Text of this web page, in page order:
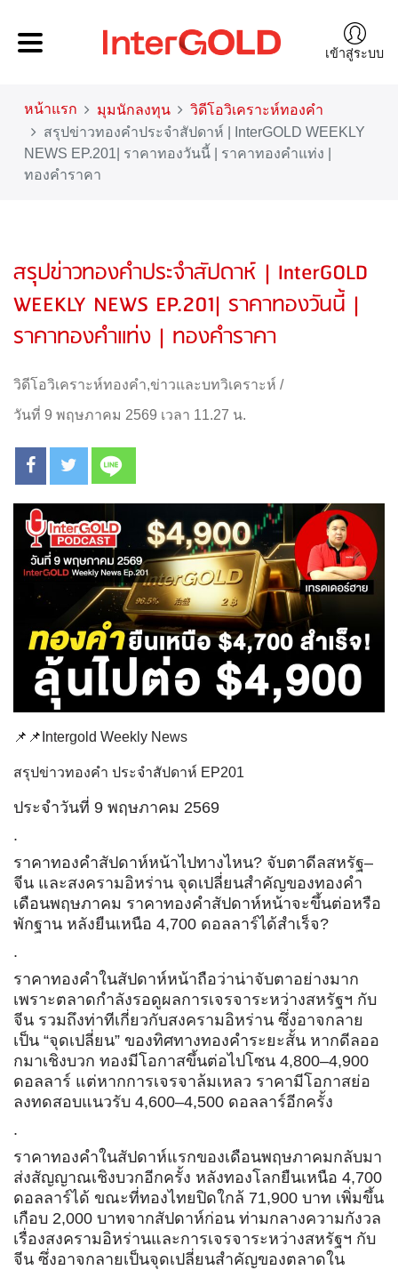
เข้าสู่ระบบ
หน้าแรก มุมนักลงทุน
วิดีโอวิเคราะห์ทองคำ
สรุปข่าวทองคำประจำสัปดาห์ | InterGOLD WEEKLY
NEWS EP.201| ราคาทองวันนี้ | ราคาทองคำแท่ง |
ทองคำราคา
สรุปข่าวทองคำประจำสัปดาห์ | InterGOLD
WEEKLY NEWS EP.201| ราคาทองวันนี้ |
ราคาทองคำแท่ง | ทองคำราคา
วิดีโอวิเคราะห์ทองคำ,ข่าวและบทวิเคราะห์ /
วันที่ 9 พฤษภาคม 2569 เวลา 11.27 น.
📌📌Intergold Weekly News
สรุปข่าวทองคำ ประจำสัปดาห์ EP201
ประจำวันที่ 9 พฤษภาคม 2569
.
ราคาทองคำสัปดาห์หน้าไปทางไหน? จับตาดีลสหรัฐ–
จีน และสงครามอิหร่าน จุดเปลี่ยนสำคัญของทองคำ
เดือนพฤษภาคม ราคาทองคำสัปดาห์หน้าจะขึ้นต่อหรือ
พักฐาน หลังยืนเหนือ 4,700 ดอลลาร์ได้สำเร็จ?
.
ราคาทองคำในสัปดาห์หน้าถือว่าน่าจับตาอย่างมาก
เพราะตลาดกำลังรอดูผลการเจรจาระหว่างสหรัฐฯ กับ
จีน รวมถึงท่าทีเกี่ยวกับสงครามอิหร่าน ซึ่งอาจกลาย
เป็น “จุดเปลี่ยน” ของทิศทางทองคำระยะสั้น หากดีลออ
กมาเชิงบวก ทองมีโอกาสขึ้นต่อไปโซน 4,800–4,900
ดอลลาร์ แต่หากการเจรจาล้มเหลว ราคามีโอกาสย่อ
ลงทดสอบแนวรับ 4,600–4,500 ดอลลาร์อีกครั้ง
.
ราคาทองคำในสัปดาห์แรกของเดือนพฤษภาคมกลับมา
ส่งสัญญาณเชิงบวกอีกครั้ง หลังทองโลกยืนเหนือ 4,700
ดอลลาร์ได้ ขณะที่ทองไทยปิดใกล้ 71,900 บาท เพิ่มขึ้น
เกือบ 2,000 บาทจากสัปดาห์ก่อน ท่ามกลางความกังวล
เรื่องสงครามอิหร่านและการเจรจาระหว่างสหรัฐฯ กับ
จีน ซึ่งอาจกลายเป็นจุดเปลี่ยนสำคัญของตลาดใน